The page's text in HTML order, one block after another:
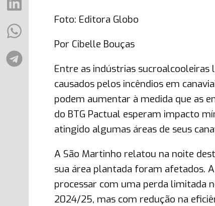
Foto: Editora Globo
Por Cibelle Bouças
Entre as indústrias sucroalcooleiras
causados pelos incêndios em
podem aumentar à medida que as
do BTG Pactual esperam impacto
atingido algumas áreas de seus
A São Martinho relatou na noite
sua área plantada foram afetados.
processar com uma perda limitada
2024/25, mas com redução na